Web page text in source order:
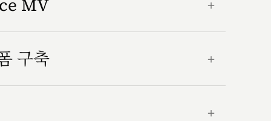
MV ＋
구축 ＋
＋